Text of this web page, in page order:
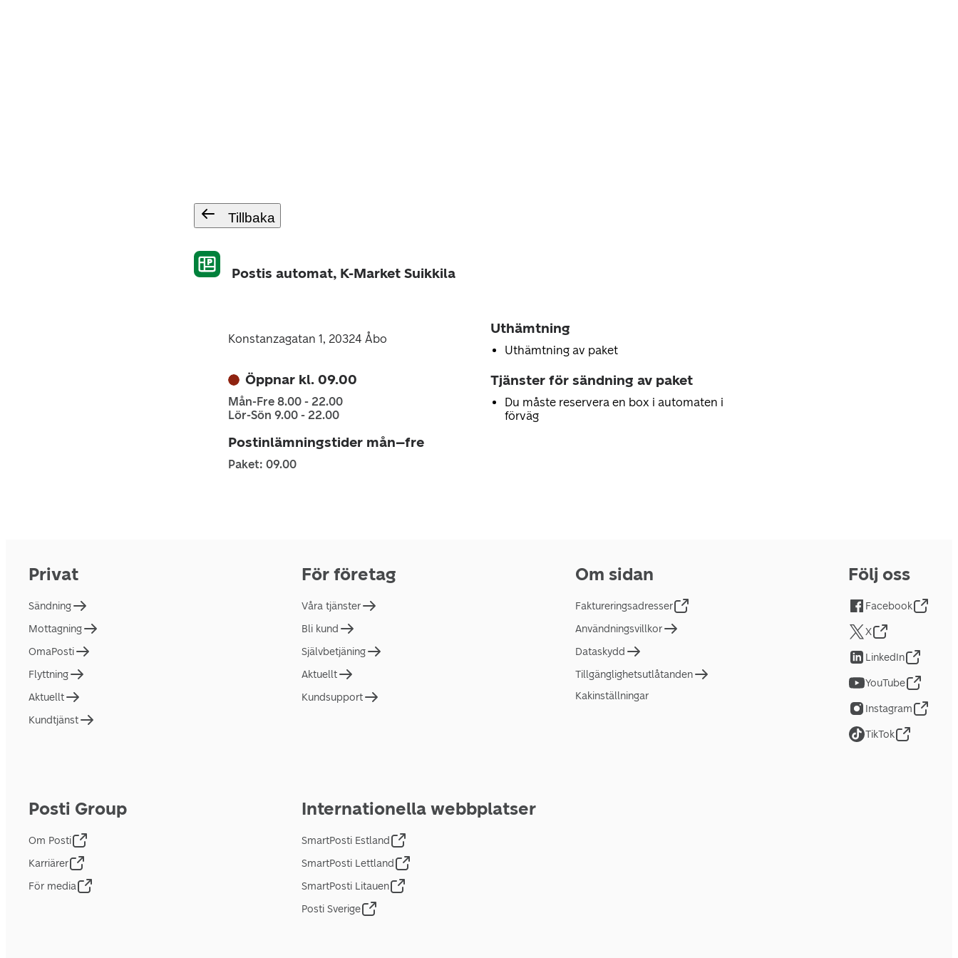
Tillbaka
Postis automat, K-Market Suikkila
Konstanzagatan 1, 20324 Åbo
Öppnar kl. 09.00
Mån-Fre 8.00 - 22.00
Lör-Sön 9.00 - 22.00
Postinlämningstider mån–fre
Paket: 09.00
Uthämtning
Uthämtning av paket
Tjänster för sändning av paket
Du måste reservera en box i automaten i
förväg
Privat
Sändning
Mottagning
OmaPosti
Flyttning
Aktuellt
Kundtjänst
För företag
Våra tjänster
Bli kund
Självbetjäning
Aktuellt
Kundsupport
Om sidan
Faktureringsadresser
Användningsvillkor
Dataskydd
Tillgänglighetsutlåtanden
Kakinställningar
Posti Group
Om Posti
Karriärer
För media
Internationella webbplatser
SmartPosti Estland
SmartPosti Lettland
SmartPosti Litauen
Posti Sverige
Följ oss
Facebook
X
LinkedIn
YouTube
Instagram
TikTok